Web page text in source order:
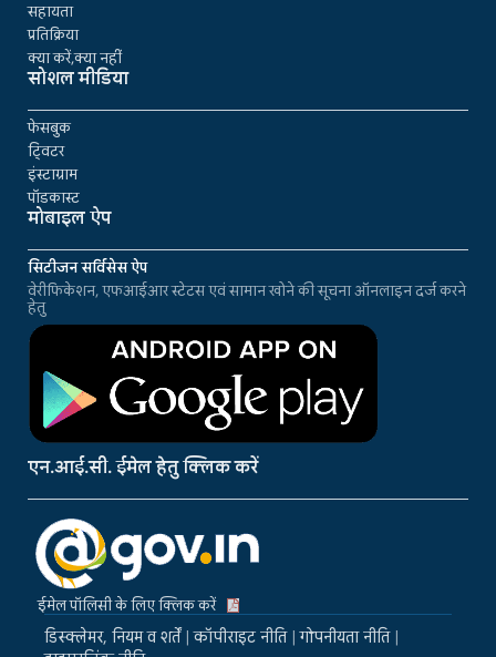
सहायता
प्रतिक्रिया
क्या करें,क्या नहीं
सोशल मीडिया
फेसबुक
ट्विटर
इंस्टाग्राम
पॉडकास्ट
मोबाइल ऐप
सिटीजन सर्विसेस ऐप
वेरीफिकेशन, एफआईआर स्टेटस एवं सामान खोने की सूचना ऑनलाइन दर्ज करने
हेतु
एन.आई.सी. ईमेल हेतु क्लिक करें
ईमेल पॉलिसी के लिए क्लिक करें
डिस्क्लेमर, नियम व शर्तें|कॉपीराइट नीति|गोपनीयता नीति|